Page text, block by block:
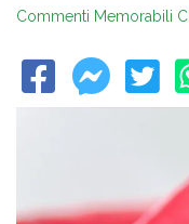
Commenti Memorabili